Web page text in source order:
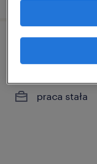
główna/y
praca stała